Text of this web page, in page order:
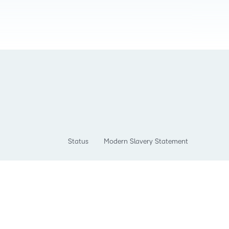
Status Modern Slavery Statement